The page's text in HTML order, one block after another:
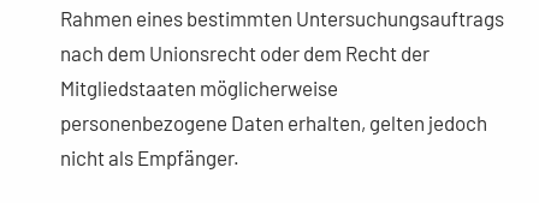
Rahmen eines bestimmten Untersuchungsauftrags
nach dem Unionsrecht oder dem Recht der
Mitgliedstaaten möglicherweise
personenbezogene Daten erhalten, gelten jedoch
nicht als Empfänger.